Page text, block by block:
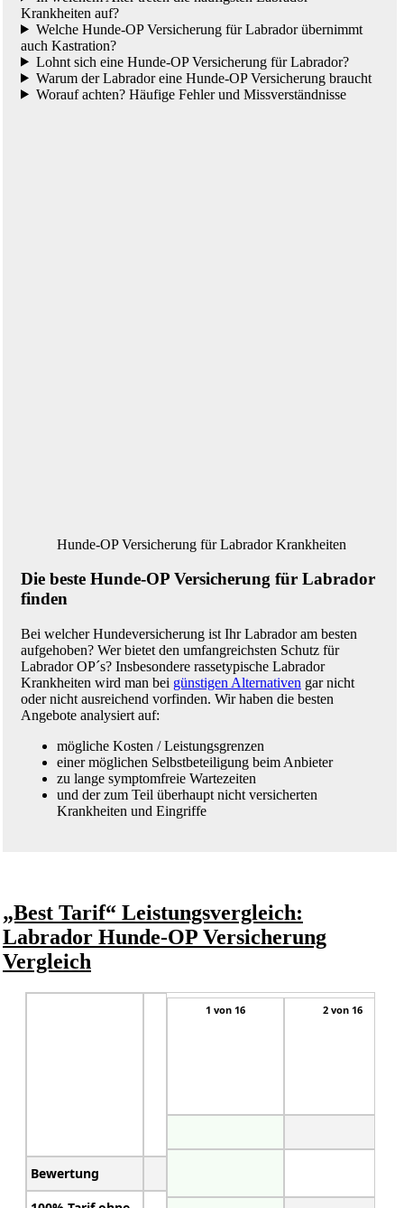
Krankheiten auf?
Welche Hunde-OP Versicherung für Labrador übernimmt
auch Kastration?
Lohnt sich eine Hunde-OP Versicherung für Labrador?
Warum der Labrador eine Hunde-OP Versicherung braucht
Worauf achten? Häufige Fehler und Missverständnisse
Hunde-OP Versicherung für Labrador Krankheiten
Die beste Hunde-OP Versicherung für Labrador
finden
Bei welcher Hundeversicherung ist Ihr Labrador am besten
aufgehoben? Wer bietet den umfangreichsten Schutz für
Labrador OP´s? Insbesondere rassetypische Labrador
Krankheiten wird man bei günstigen Alternativen gar nicht
oder nicht ausreichend vorfinden. Wir haben die besten
Angebote analysiert auf:
mögliche Kosten / Leistungsgrenzen
einer möglichen Selbstbeteiligung beim Anbieter
zu lange symptomfreie Wartezeiten
und der zum Teil überhaupt nicht versicherten
Krankheiten und Eingriffe
„Best Tarif“ Leistungsvergleich:
Labrador Hunde-OP Versicherung
Vergleich
Bewertung
1 von 16
🏆Preis/Leistung
2 von 16